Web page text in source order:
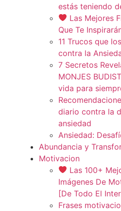
estás teniendo
Las Mejores
Que Te
11 Trucos que
contra la
7 Secretos
MONJES
vida para
diario contra la
ansiedad
Ansiedad:
Abundancia y
Motivacion
Las 100+
Imágenes De
[De Todo El
Frases